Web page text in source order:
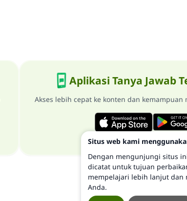
Aplikasi Tanya Jawab
Akses lebih cepat ke konten dan
Situs web kami
Dengan mengunjungi situs
dicatat untuk tujuan
mempelajari lebih lanjut dan
Anda.